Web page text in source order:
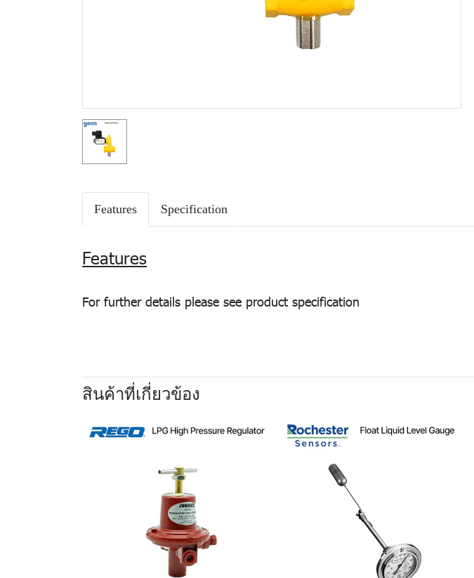
Features Specification
Features
For further details please see product specification
สินค้าที่เกี่ยวข้อง